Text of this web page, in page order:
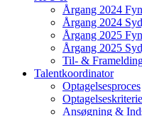
Årgang 2024 Fyn
Årgang 2024
Årgang 2025 Fyn
Årgang 2025
Til- &
Talentkoordinator
Optagelsesproces
Ansøgning &